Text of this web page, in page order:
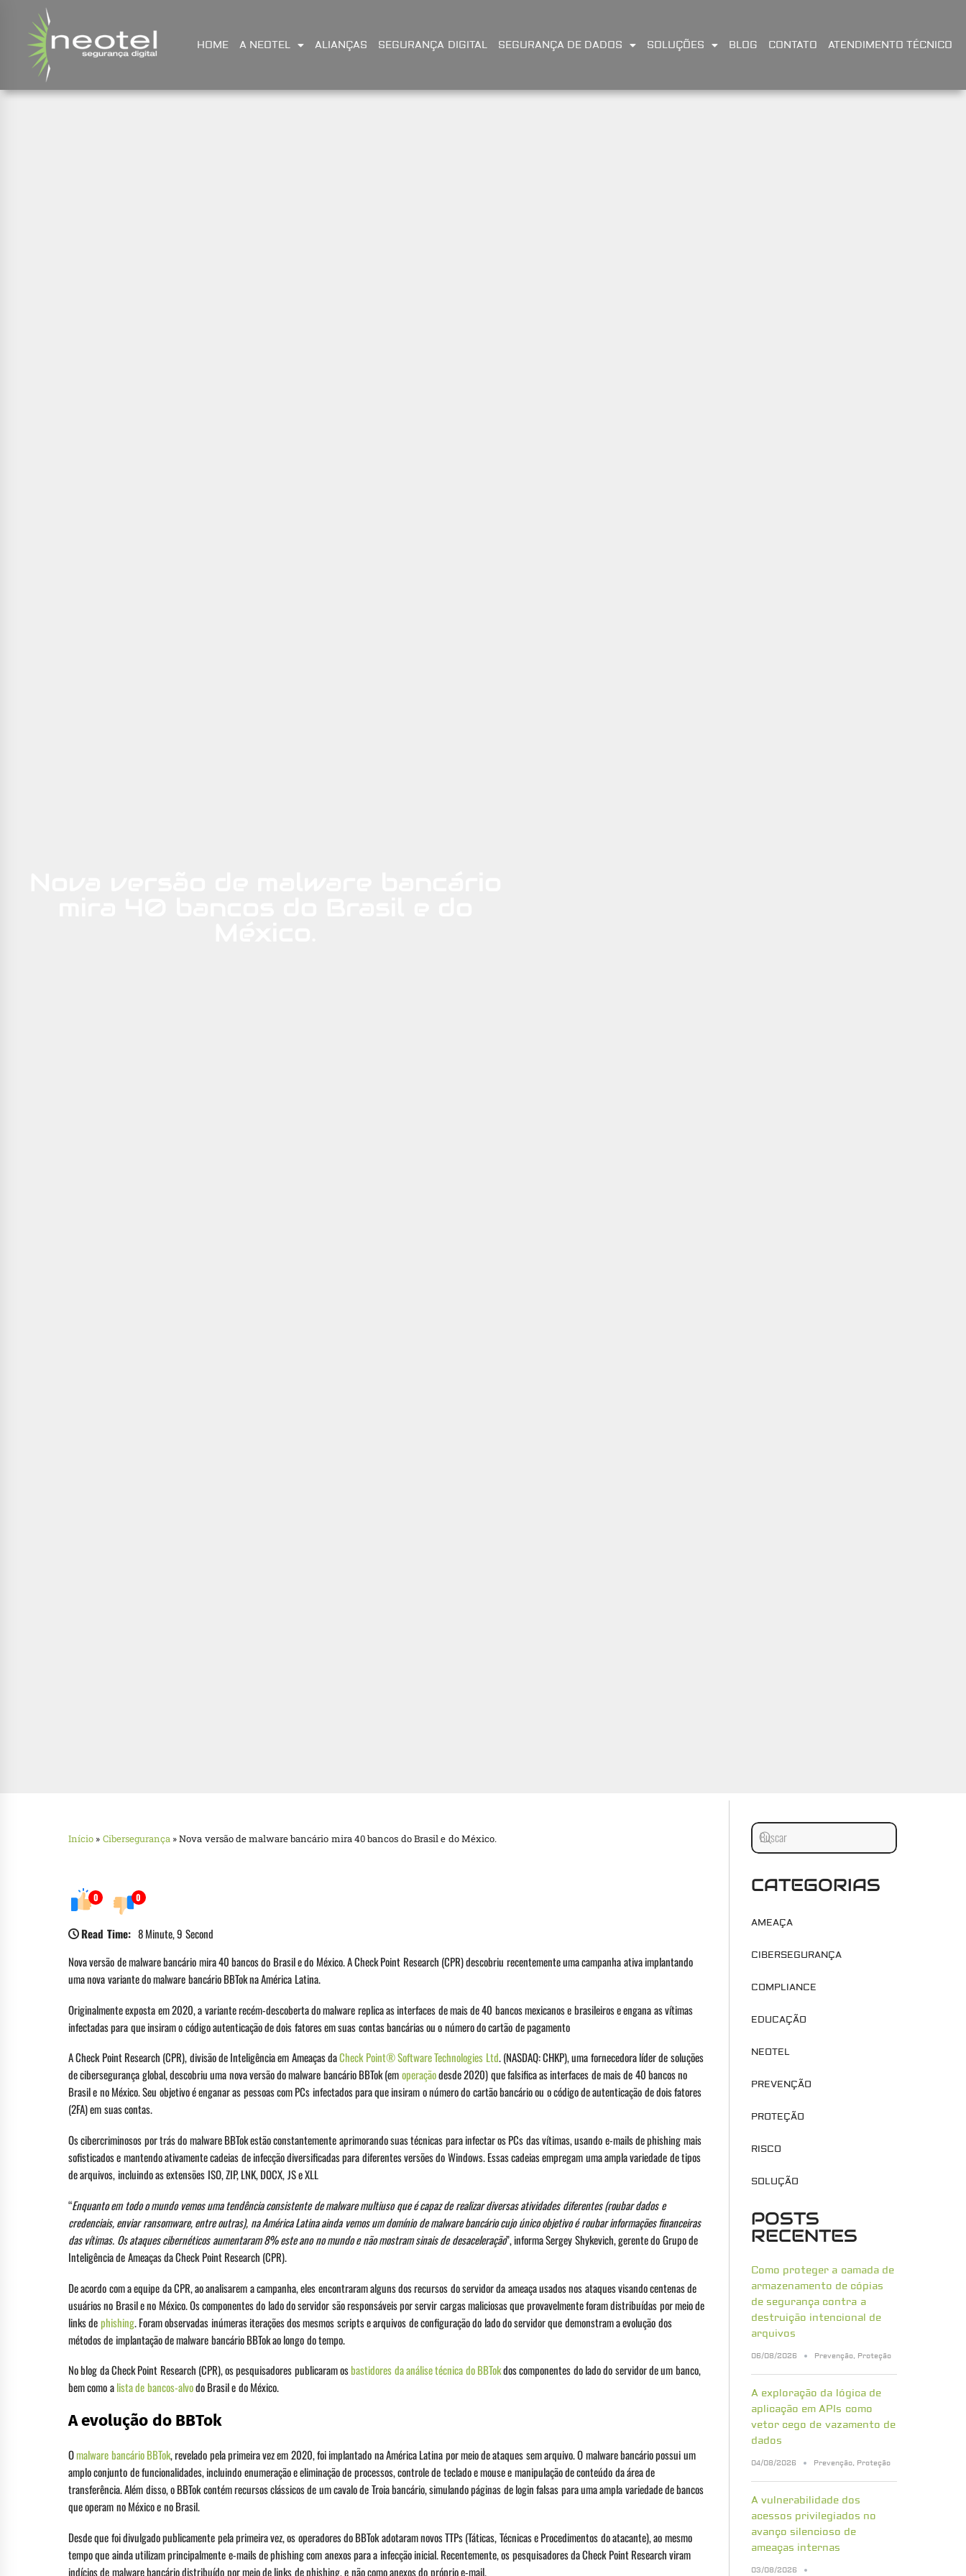
HOME A NEOTEL ALIANÇAS SEGURANÇA DIGITAL SEGURANÇA DE DADOS SOLUÇÕES BLOG CONTATO ATENDIMENTO TÉCNICO
Início » Cibersegurança»Nova versão de malware bancário mira 40 bancos do Brasil e do México.
0 0
Read Time: 8 Minute, 9 Second
Nova versão de malware bancário mira 40 bancos do Brasil e do México. A Check Point Research (CPR) descobriu recentemente uma campanha ativa implantando
uma nova variante do malware bancário BBTok na América Latina.
Originalmente exposta em 2020, a variante recém-descoberta do malware replica as interfaces de mais de 40 bancos mexicanos e brasileiros e engana as vítimas
infectadas para que insiram o código autenticação de dois fatores em suas contas bancárias ou o número do cartão de pagamento
A Check Point Research (CPR), divisão de Inteligência em Ameaças daCheck Point® Software Technologies Ltd. (NASDAQ: CHKP), uma fornecedora líder de soluções
de cibersegurança global, descobriu uma nova versão do malware bancário BBTok (emoperaçãodesde 2020) que falsifica as interfaces de mais de 40 bancos no
Brasil e no México. Seu objetivo é enganar as pessoas com PCs infectados para que insiram o número do cartão bancário ou o código de autenticação de dois fatores
(2FA) em suas contas.
Os cibercriminosos por trás do malware BBTok estão constantemente aprimorando suas técnicas para infectar os PCs das vítimas, usando e-mails de phishing mais
sofisticados e mantendo ativamente cadeias de infecção diversificadas para diferentes versões do Windows. Essas cadeias empregam uma ampla variedade de tipos
de arquivos, incluindo as extensões ISO, ZIP, LNK, DOCX, JS e XLL
“Enquanto em todo o mundo vemos uma tendência consistente de malware multiuso que é capaz de realizar diversas atividades diferentes (roubar dados e
credenciais, enviar ransomware, entre outras), na América Latina ainda vemos um domínio de malware bancário cujo único objetivo é roubar informações financeiras
das vítimas. Os ataques cibernéticos aumentaram 8% este ano no mundo e não mostram sinais de desaceleração”, informa Sergey Shykevich, gerente do Grupo de
Inteligência de Ameaças da Check Point Research (CPR).
De acordo com a equipe da CPR, ao analisarem a campanha, eles encontraram alguns dos recursos do servidor da ameaça usados nos ataques visando centenas de
usuários no Brasil e no México. Os componentes do lado do servidor são responsáveis por servir cargas maliciosas que provavelmente foram distribuídas por meio de
links dephishing. Foram observadas inúmeras iterações dos mesmos scripts e arquivos de configuração do lado do servidor que demonstram a evolução dos
métodos de implantação de malware bancário BBTok ao longo do tempo.
No blog da Check Point Research (CPR), os pesquisadores publicaram osbastidores da análise técnica do BBTokdos componentes do lado do servidor de um banco,
bem como alista de bancos-alvodo Brasil e do México.
A evolução do BBTok
Omalware bancário BBTok, revelado pela primeira vez em 2020, foi implantado na América Latina por meio de ataques sem arquivo. O malware bancário possui um
amplo conjunto de funcionalidades, incluindo enumeração e eliminação de processos, controle de teclado e mouse e manipulação de conteúdo da área de
transferência. Além disso, o BBTok contém recursos clássicos de um cavalo de Troia bancário, simulando páginas de login falsas para uma ampla variedade de bancos
que operam no México e no Brasil.
Desde que foi divulgado publicamente pela primeira vez, os operadores do BBTok adotaram novos TTPs (Táticas, Técnicas e Procedimentos do atacante), ao mesmo
tempo que ainda utilizam principalmente e-mails de phishing com anexos para a infecção inicial. Recentemente, os pesquisadores da Check Point Research viram
indícios de malware bancário distribuído por meio de links de phishing, e não como anexos do próprio e-mail.
CATEGORIAS
AMEAÇA
CIBERSEGURANÇA
COMPLIANCE
EDUCAÇÃO
NEOTEL
PREVENÇÃO
PROTEÇÃO
RISCO
SOLUÇÃO
POSTS
RECENTES
Como proteger a camada de
armazenamento de cópias
de segurança contra a
destruição intencional de
arquivos
06/08/2026 Prevenção, Proteção
A exploração da lógica de
aplicação em APIs como
vetor cego de vazamento de
dados
04/08/2026 Prevenção, Proteção
A vulnerabilidade dos
acessos privilegiados no
avanço silencioso de
ameaças internas
03/08/2026